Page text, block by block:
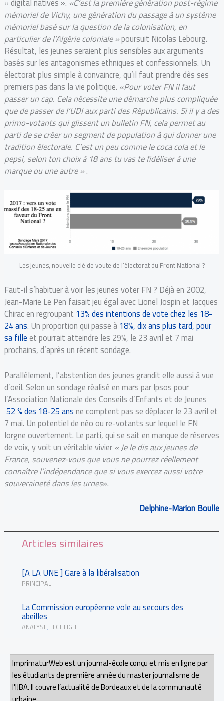
mémoriel de Vichy, une génération du passage à un système
mémoriel basé sur la question de la colonisation, en
particulier de l’Algérie coloniale »poursuit Nicolas Lebourg.
Résultat, les jeunes seraient plus sensibles aux arguments
basés sur les antagonismes ethniques et confessionnels. Un
électorat plus simple à convaincre, qu’il faut prendre dès ses
premiers pas dans la vie politique. «Pour voter FN il faut
passer un cap. Cela nécessite une démarche plus compliquée
que de passer de l’UDI aux parti des Républicains. Si il y a des
primo-votants qui glissent un bulletin FN, cela permet au
parti de se créer un segment de population à qui donner une
tradition électorale. C’est un peu comme le coca cola et le
pepsi, selon ton choix à 18 ans tu vas te fidéliser à une
marque ou une autre ».
Les jeunes, nouvelle clé de voute de l’électorat du Front National ?
Faut-il s’habituer à voir les jeunes voter FN ? Déjà en 2002,
Jean-Marie Le Pen faisait jeu égal avec Lionel Jospin et Jacques
Chirac en regroupant 13% des intentions de vote chez les 18-
24 ans. Un proportion qui passe à18%, dix ans plus tard, pour
sa filleet pourrait atteindre les 29%, le 23 avril et 7 mai
prochains, d’après un récent sondage.
Parallèlement, l’abstention des jeunes grandit elle aussi à vue
d’oeil. Selon un sondage réalisé en mars par Ipsos pour
l’Association Nationale des Conseils d’Enfants et de Jeunes
52 % des 18-25 ansne comptent pas se déplacer le 23 avril et
7 mai. Un potentiel de néo ou re-votants sur lequel le FN
lorgne ouvertement. Le parti, qui se sait en manque de réserves
de voix, y voit un véritable vivier« Je le dis aux jeunes de
France, souvenez-vous que vous ne pourrez réellement
connaître l’indépendance que si vous exercez aussi votre
souveraineté dans les urnes».
Delphine-Marion Boulle
Articles similaires
[A LA UNE ] Gare à la libéralisation
PRINCIPAL
La Commission européenne vole au secours des
abeilles
ANALYSE, HIGHLIGHT
ImprimaturWeb est un journal-école conçu et mis en ligne par
les étudiants de première année du master journalisme de
l'IJBA. Il couvre l’actualité de Bordeaux et de la communauté